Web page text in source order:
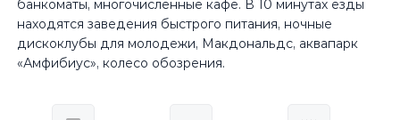
банкоматы, многочисленные кафе. В 10 минутах езды
находятся заведения быстрого питания, ночные
дискоклубы для молодежи, Макдональдс, аквапарк
«Амфибиус», колесо обозрения.